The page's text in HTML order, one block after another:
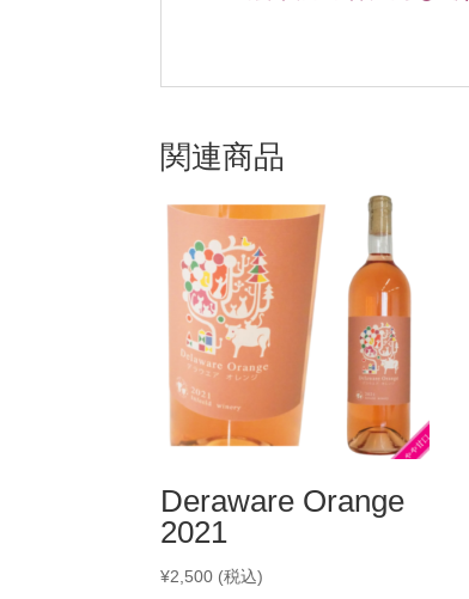
関連商品
Deraware Orange
2021
¥2,500 (税込)